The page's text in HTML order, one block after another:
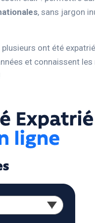
, sans jargon
plusieurs ont été
et connaissent